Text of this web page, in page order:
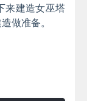
来建造女巫塔
做准备。